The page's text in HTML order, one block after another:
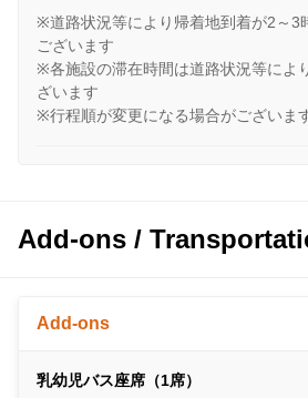
※道路状況等により帰着地到着が2～3
ございます
※各施設の滞在時間は道路状況等によ
ざいます
※行程順が変更になる場合がございま
Add-ons /
Add-ons
乳幼児バス座席（1席）